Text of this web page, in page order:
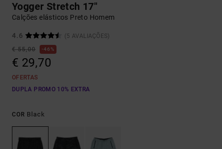
Yogger Stretch 17"
Calções elásticos Preto Homem
4.6
(5 AVALIAÇÕES)
€ 55,00
46%
€ 29,70
OFERTAS
DUPLA PROMO 10% EXTRA
COR Black